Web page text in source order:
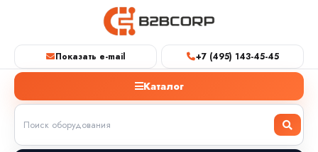
Показать e-mail +7 (495) 143-45-45
Каталог